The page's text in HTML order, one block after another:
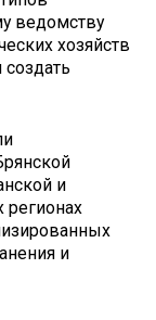
ведомству
хозяйств
и
регионах
и